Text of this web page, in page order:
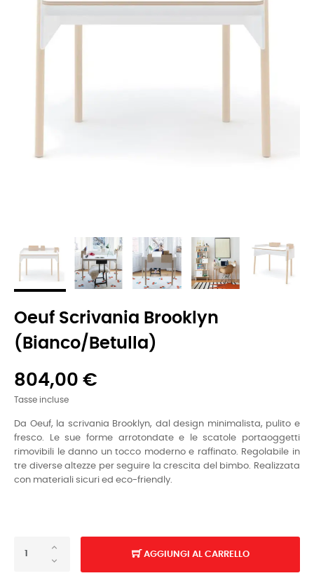
Oeuf Scrivania Brooklyn
(bianco/betulla)
804,00 €
Tasse incluse
Da Oeuf, la scrivania Brooklyn, dal design minimalista, pulito e
fresco. Le sue forme arrotondate e le scatole portaoggetti
rimovibili le danno un tocco moderno e raffinato. Regolabile in
tre diverse altezze per seguire la crescita del bimbo. Realizzata
con materiali sicuri ed eco-friendly.
AGGIUNGI AL CARRELLO